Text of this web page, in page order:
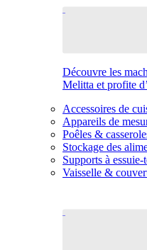
Découvre les
Melitta et profite
Accessoires de
Appareils de
Poêles &
Stockage des
Supports à essuie-
Vaisselle &